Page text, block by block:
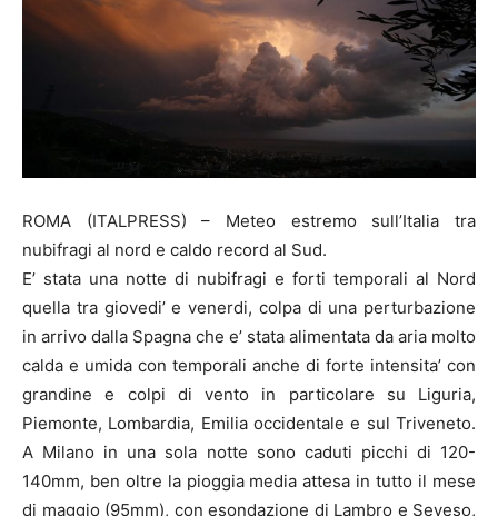
ROMA (ITALPRESS) – Meteo estremo sull’Italia tra
nubifragi al nord e caldo record al Sud.
E’ stata una notte di nubifragi e forti temporali al Nord
quella tra giovedi’ e venerdi, colpa di una perturbazione
in arrivo dalla Spagna che e’ stata alimentata da aria molto
calda e umida con temporali anche di forte intensita’ con
grandine e colpi di vento in particolare su Liguria,
Piemonte, Lombardia, Emilia occidentale e sul Triveneto.
A Milano in una sola notte sono caduti picchi di 120-
140mm, ben oltre la pioggia media attesa in tutto il mese
di maggio (95mm), con esondazione di Lambro e Seveso,